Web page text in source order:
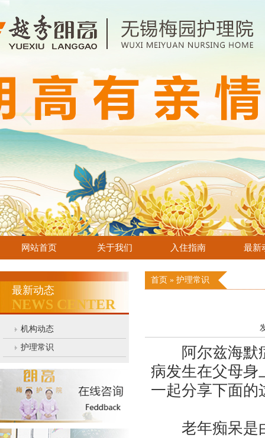
网站首页 关于我们 入住指南 最新
最新动态
NEWS CENTER
机构动态
护理常识
首页 » 护理常识
阿尔兹海默症
病发生在父母身
一起分享下面的
老年痴呆是由